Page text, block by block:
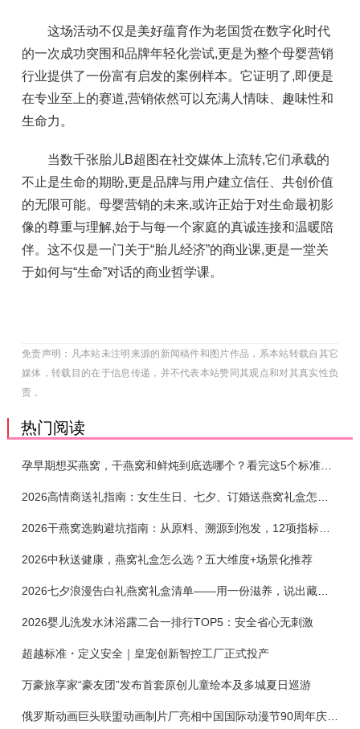
这场活动不仅是美好蕴育作为老国货在数字化时代
的一次成功突围和品牌年轻化尝试,更是为整个母婴营销
行业提供了一份富有启发的案例样本。它证明了,即便是
在专业至上的赛道,营销依然可以充满人情味、趣味性和
生命力。
当数千张胎儿B超图在社交媒体上流转,它们承载的
不止是生命的期盼,更是品牌与用户建立信任、共创价值
的无限可能。母婴营销的未来,或许正始于对生命最初影
像的尊重与理解,始于与每一个家庭的真诚连接和温暖陪
伴。这不仅是一门关于“胎儿经济”的商业课,更是一堂关
于如何与“生命”对话的商业哲学课。
免责声明：凡本站未注明来源的新闻稿件和图片作品，系本站转载自其它
媒体，转载目的在于信息传递，并不代表本站赞同其观点和对其真实性负
责 。
热门阅读
孕早期想买燕窝，干燕窝和鲜炖到底选哪个？看完这5个标准再下单
2026干燕窝选购避坑指南：从原料、溯源到泡发，12项指标判断靠谱燕窝
2026中秋送健康，燕窝礼盒怎么选？五大维度+场景化推荐
2026七夕浪漫告白礼燕窝礼盒清单——用一份滋养，说出藏在心底的爱
2026婴儿洗发水沐浴露二合一排行TOP5：安全省心无刺激
超越标准・定义安全｜皇宠创新智控工厂正式投产
万豪旅享家“豪友团”发布首套原创儿童绘本及多城夏日巡游
俄罗斯动画巨头联盟动画制片厂亮相中国国际动漫节90周年庆开启中国之旅新篇章